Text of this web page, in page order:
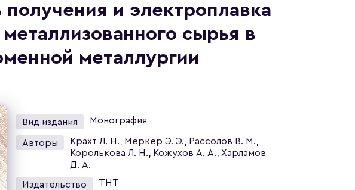
и электроплавка
сырья в
металлургии
Вид издания Монография
Авторы
Крахт Л. Н., Меркер Э. Э., Рассолов В. М.,
Королькова Л. Н., Кожухов А. А., Харламов
Д. А.
Издательство ТНТ